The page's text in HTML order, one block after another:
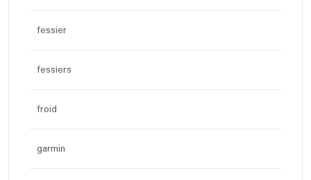
fessier
fessiers
froid
garmin